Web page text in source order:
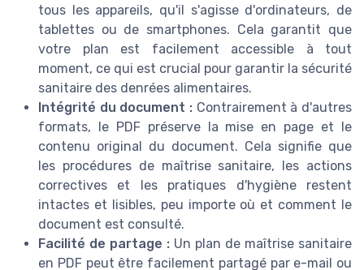
tous les appareils, qu'il s'agisse d'ordinateurs, de
tablettes ou de smartphones. Cela garantit que
votre plan est facilement accessible à tout
moment, ce qui est crucial pour garantir la sécurité
sanitaire des denrées alimentaires.
Intégrité du document : Contrairement à d'autres
formats, le PDF préserve la mise en page et le
contenu original du document. Cela signifie que
les procédures de maîtrise sanitaire, les actions
correctives et les pratiques d'hygiène restent
intactes et lisibles, peu importe où et comment le
document est consulté.
Facilité de partage : Un plan de maîtrise sanitaire
en PDF peut être facilement partagé par e-mail ou